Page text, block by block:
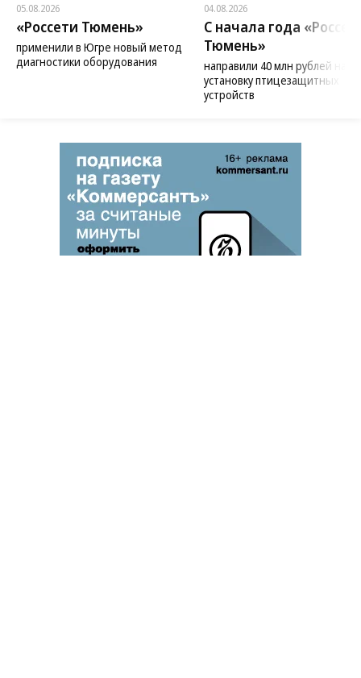
05.08.2026
«Россети Тюмень»
применили в Югре новый метод
диагностики оборудования
04.08.2026
С начала года
Тюмень»
направили 40 млн рублей на
установку птицезащитных
устройств